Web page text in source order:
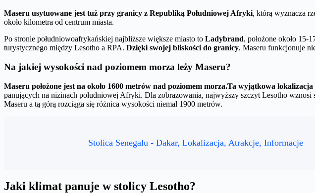
Maseru usytuowane jest tuż przy granicy z Republiką Południowej Afryki, którą wyznacza
około kilometra od centrum miasta.
Po stronie południowoafrykańskiej najbliższe większe miasto to Ladybrand, położone około 15-
turystycznego między Lesotho a RPA. Dzięki swojej bliskości do granicy, Maseru funkcjonuje
Na jakiej wysokości nad poziomem morza leży Maseru?
Maseru położone jest na około 1600 metrów nad poziomem morza.Ta wyjątkowa lokalizacja
panujących na nizinach południowej Afryki. Dla zobrazowania, najwyższy szczyt Lesotho
Maseru a tą górą rozciąga się różnica wysokości niemal 1900 metrów.
Stolica Senegalu - Dakar, Lokalizacja, Atrakcje, Informacje
Jaki klimat panuje w stolicy Lesotho?